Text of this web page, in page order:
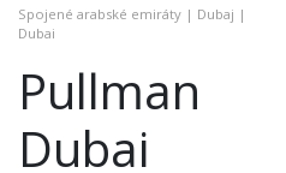
Spojené arabské emiráty | Dubaj |
Dubai
Pullman
Dubai